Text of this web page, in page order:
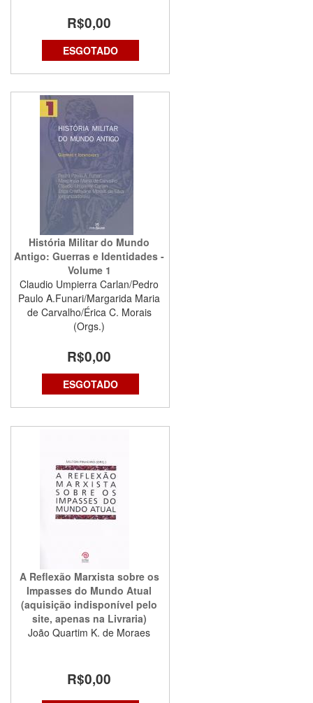
R$0,00
ESGOTADO
História Militar do Mundo
Antigo: Guerras e Identidades -
Volume 1
Claudio Umpierra Carlan/Pedro
Paulo A.Funari/Margarida Maria
de Carvalho/Érica C. Morais
(Orgs.)
R$0,00
ESGOTADO
A Reflexão Marxista sobre os
Impasses do Mundo Atual
(aquisição indisponível pelo
site, apenas na Livraria)
João Quartim K. de Moraes
R$0,00